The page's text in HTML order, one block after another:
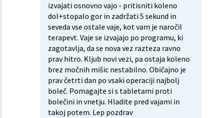
izvajati osnovno vajo - pritisniti koleno
dol+stopalo gor in zadržati 5 sekund in
seveda vse ostale vaje, kot vam je naročil
terapevt. Vaje se izvajajo po programu, ki
zagotavlja, da se nova vez razteza ravno
prav hitro. Kljub novi vezi, pa ostaja koleno
brez močnih mišic nestabilno. Običajno je
prav četrti dan po vsaki operaciji najbolj
boleč. Pomagajte si s tabletami proti
bolečini in vnetju. Hladite pred vajami in
takoj potem. Lep pozdrav